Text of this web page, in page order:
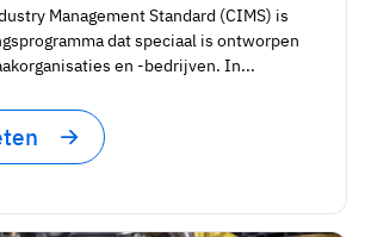
Management Standard (CIMS) is
dat speciaal is ontworpen
en -bedrijven. In...